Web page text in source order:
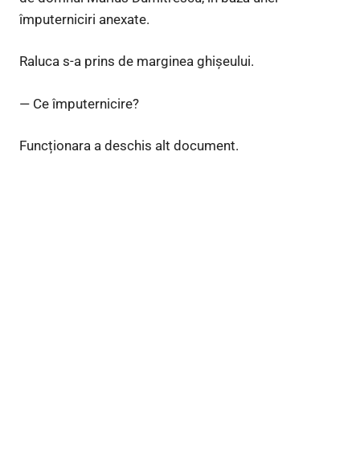
împuterniciri anexate.
Raluca s-a prins de marginea ghișeului.
— Ce împuternicire?
Funcționara a deschis alt document.